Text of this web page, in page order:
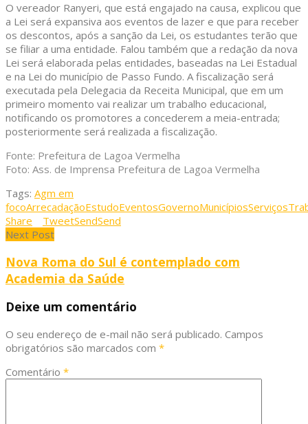
O vereador Ranyeri, que está engajado na causa, explicou que
a Lei será expansiva aos eventos de lazer e que para receber
os descontos, após a sanção da Lei, os estudantes terão que
se filiar a uma entidade. Falou também que a redação da nova
Lei será elaborada pelas entidades, baseadas na Lei Estadual
e na Lei do município de Passo Fundo. A fiscalização será
executada pela Delegacia da Receita Municipal, que em um
primeiro momento vai realizar um trabalho educacional,
notificando os promotores a concederem a meia-entrada;
posteriormente será realizada a fiscalização.
Fonte: Prefeitura de Lagoa Vermelha
Foto: Ass. de Imprensa Prefeitura de Lagoa Vermelha
Tags: Agm em
focoArrecadaçãoEstudoEventosGovernoMunicípiosServiços
Share
TweetSendSend
Next Post
Nova Roma do Sul é contemplado com
Academia da Saúde
Deixe um comentário
O seu endereço de e-mail não será publicado. Campos
obrigatórios são marcados com *
Comentário *